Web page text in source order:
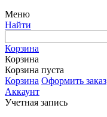
Меню
Найти
Корзина
Корзина
Корзина пуста
Корзина Оформить заказ
Аккаунт
Учетная запись